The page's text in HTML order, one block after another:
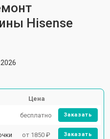
Hisense
Цена
бесплатно Заказать
от 1850 ₽ Заказать